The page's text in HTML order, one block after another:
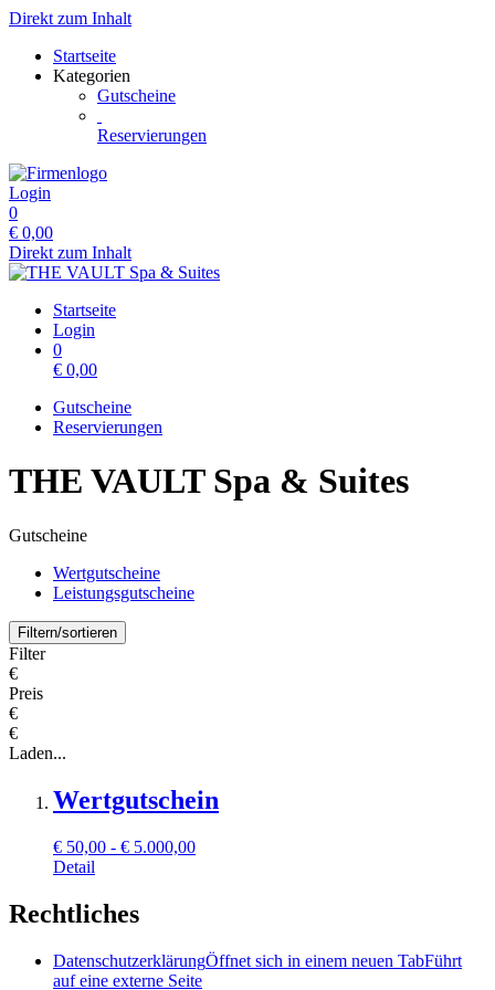
Direkt zum Inhalt
Startseite
Kategorien
Gutscheine
Reservierungen
Login
0
€ 0,00
Direkt zum Inhalt
Startseite
Login
0
€ 0,00
Gutscheine
Reservierungen
THE VAULT Spa & Suites
Gutscheine
Wertgutscheine
Leistungsgutscheine
Filtern/sortieren
Filter
€
Preis
€
€
Laden...
Wertgutschein
€ 50,00 - € 5.000,00
Detail
Rechtliches
DatenschutzerklärungÖffnet sich in einem neuen TabFührt
auf eine externe Seite